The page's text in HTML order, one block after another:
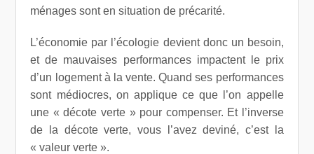
ménages sont en situation de précarité.
L’économie par l’écologie devient donc un besoin,
et de mauvaises performances impactent le prix
d’un logement à la vente. Quand ses performances
sont médiocres, on applique ce que l’on appelle
une « décote verte » pour compenser. Et l’inverse
de la décote verte, vous l’avez deviné, c’est la
« valeur verte ».